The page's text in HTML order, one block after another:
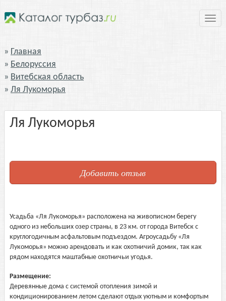
Главная
Белоруссия
Витебская область
Ля Лукоморья
Ля Лукоморья
Добавить отзыв
Усадьба «Ля Лукоморья» расположена на живописном берегу
одного из небольших озер страны, в 23 км. от города Витебск с
круглогодичным асфальтовым подъездом. Агроусадьбу «Ля
Лукоморья» можно арендовать и как охотничий домик, так как
рядом находятся маштабные охотничьи угодья.
Размещение:
Деревянные дома с системой отопления зимой и
кондиционированием летом сделают отдых уютным и комфортым